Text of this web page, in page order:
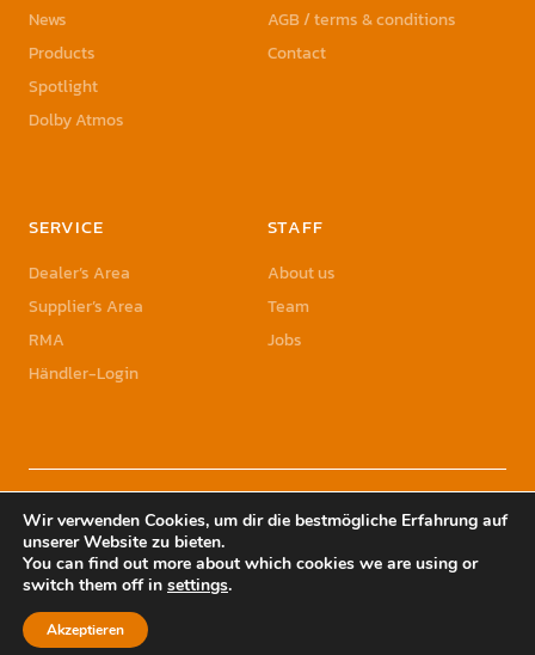
News
Products
Spotlight
Dolby Atmos
AGB / terms & conditions
Contact
SERVICE
Dealer’s Area
Supplier’s Area
RMA
Händler-Login
STAFF
About us
Team
Jobs
© 2023 Sonic Sales GmbH | Sonic Sales is a registered Trademark of Herbst
Holding GmbH
YouTube
Wir verwenden Cookies, um dir die bestmögliche Erfahrung auf
unserer Website zu bieten.
You can find out more about which cookies we are using or
switch them off in settings.
Akzeptieren